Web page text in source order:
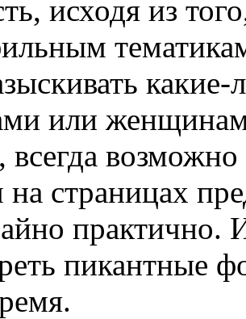
исходя из
или
всегда
страницах
практично.
пикантные